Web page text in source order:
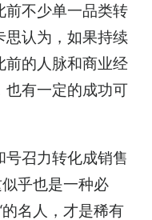
前不少单一品类转
思认为，如果持续
前的人脉和商业经
也有一定的成功可
召力转化成销售
乎也是一种必
名人，才是稀有